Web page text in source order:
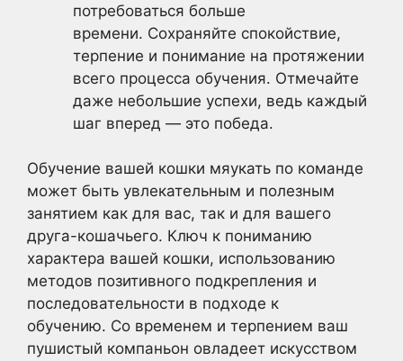
потребоваться больше
времени. Сохраняйте спокойствие,
терпение и понимание на протяжении
всего процесса обучения. Отмечайте
даже небольшие успехи, ведь каждый
шаг вперед — это победа.
Обучение вашей кошки мяукать по команде
может быть увлекательным и полезным
занятием как для вас, так и для вашего
друга-кошачьего. Ключ к пониманию
характера вашей кошки, использованию
методов позитивного подкрепления и
последовательности в подходе к
обучению. Со временем и терпением ваш
пушистый компаньон овладеет искусством